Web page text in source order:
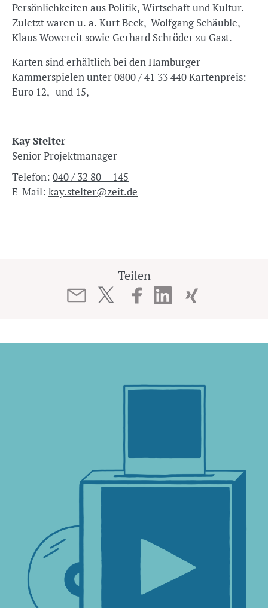
Persönlichkeiten aus Politik, Wirtschaft und Kultur.
Zuletzt waren u. a. Kurt Beck, Wolfgang Schäuble,
Klaus Wowereit sowie Gerhard Schröder zu Gast.
Karten sind erhältlich bei den Hamburger
Kammerspielen unter 0800 / 41 33 440 Kartenpreis:
Euro 12,- und 15,-
Kay Stelter
Senior Projektmanager
Telefon: 040 / 32 80 – 145
E-Mail: kay.stelter@zeit.de
Teilen